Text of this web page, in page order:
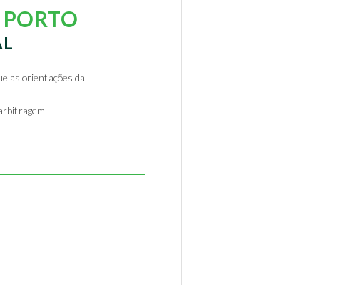
as orientações da